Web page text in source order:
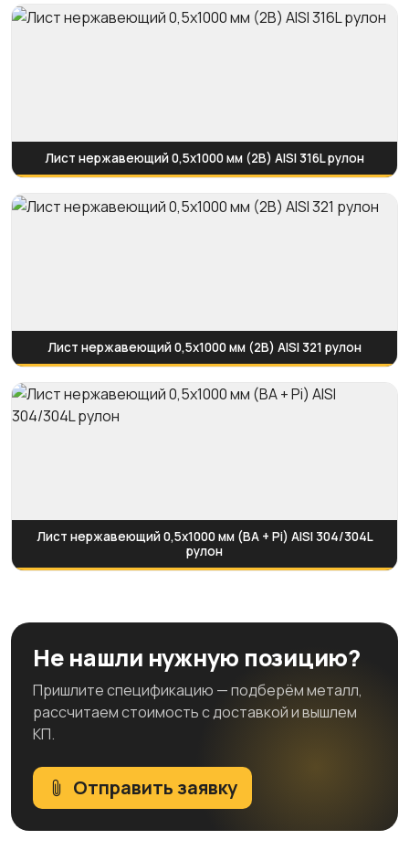
Лист нержавеющий 0,5х1000 мм (2B) AISI 316L рулон
Лист нержавеющий 0,5х1000 мм (2B) AISI 321 рулон
Лист нержавеющий 0,5х1000 мм (BA + Pi) AISI 304/304L
рулон
Не нашли нужную позицию?
Пришлите спецификацию — подберём металл,
рассчитаем стоимость с доставкой и вышлем
КП.
Отправить заявку